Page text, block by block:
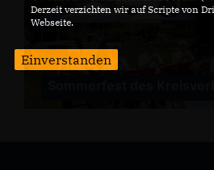
Derzeit verzichten wir auf Scripte von
Webseite.
Einverstanden